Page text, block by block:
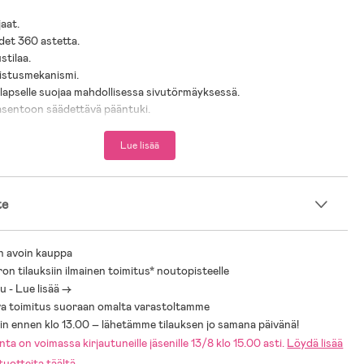
360 astetta.
suojaa mahdollisessa sivutörmäyksessä.
säädettävä pääntuki.
malleihin: Beemoo Revolve i-Size ISOFIX-telakka.
kk+.
pituus: 40–105 cm.
turvaistuin lapsellesi!
jossa autamme sinua valitsemaan lapsellesi
Täältä löydät vinkkejä lastenistuimista, i-Size-istuimista,
menosuuntaan asennettavista turvaistuimista sekä ohjeita oikeaan
Lue lisää
avoin kauppa
tilauksiin ilmainen toimitus* noutopisteelle
- Lue lisää ->
toimitus suoraan omalta varastoltamme
ennen klo 13.00 – lähetämme tilauksen jo samana päivänä!
on voimassa kirjautuneille jäsenille 13/8 klo 15.00 asti. Löydä lisää